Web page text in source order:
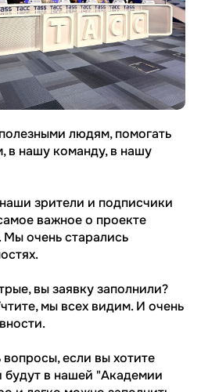
людям, помогать
в нашу команду, в нашу
зрители и подписчики
важное о проекте
очень старались
вы заявку заполнили?
мы всех видим. И очень
если вы хотите
будут в нашей "Академии